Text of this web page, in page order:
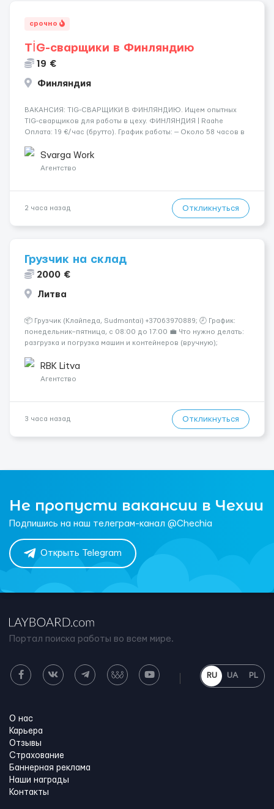
срочно
TİG-сварщики в Финляндию
19 €
Финляндия
​​ВАКАНСИЯ: TIG-СВАРЩИКИ В ФИНЛЯНДИЮ. Ищем опытных
TIG-сварщиков для работы в цеху. ФИНЛЯНДИЯ | Raahe
Оплата: 19 €/час (брутто). График работы: — Около 58 часов в
переработки. Дата начала: — Как можно скорее....
Svarga Work
Агентство
2 часа назад Откликнуться
Грузчик на склад
2000 €
Литва
📦 Грузчик (Клайпеда, Sudmantai) +37063970889; 🕗 График:
понедельник–пятница, с 08:00 до 17:00 💼 Что нужно делать:
разгрузка и погрузка машин и контейнеров (вручную);
выполнение других поручений заведующего складом. ✅
Требования: ...
RBK Litva
Агентство
3 часа назад Откликнуться
Не пропусти вакансии в Чехии
Подпишись на наш телеграм-канал @Chechia
Открыть Telegram
Портал поиска работы во всем мире.
RU UA PL
О нас
Карьера
Отзывы
Страхование
Баннерная реклама
Наши награды
Контакты